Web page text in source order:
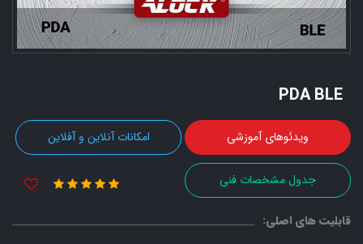
PDA BLE
ویدئوهای آموزشی امکانات آنلاین و آفلاین
جدول مشخصات فنی
قابلیت های اصلی: